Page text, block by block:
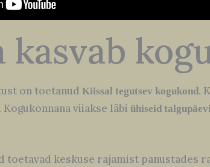
kasvab
on toetanud Kiissal tegutsev kogukond.
viiakse läbi ühiseid
toetavad keskuse rajamist panustades